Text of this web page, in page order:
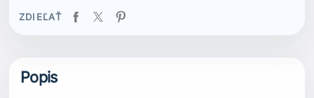
ZDIEĽAŤ
Popis